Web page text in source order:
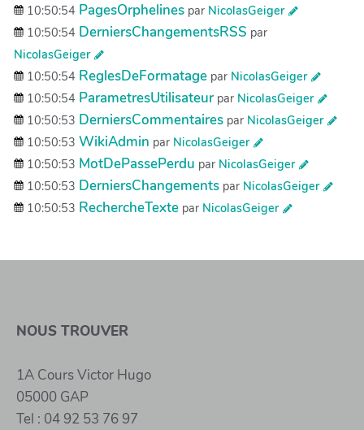
10:50:54 PagesOrphelines par NicolasGeiger
10:50:54 DerniersChangementsRSS par
NicolasGeiger
10:50:54 ReglesDeFormatage par NicolasGeiger
10:50:54 ParametresUtilisateur par NicolasGeiger
10:50:53 DerniersCommentaires par NicolasGeiger
10:50:53 WikiAdmin par NicolasGeiger
10:50:53 MotDePassePerdu par NicolasGeiger
10:50:53 DerniersChangements par NicolasGeiger
10:50:53 RechercheTexte par NicolasGeiger
NOUS TROUVER
1A Cours Victor Hugo
05000 GAP
Tel : 04 92 53 76 97